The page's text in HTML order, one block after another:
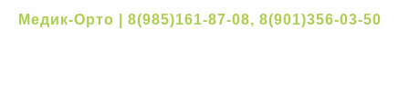
Медик-Орто | 8(985)161-87-08, 8(901)356-03-50